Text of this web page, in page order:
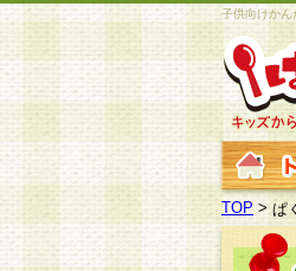
子供向けかん
TOP >ぱ